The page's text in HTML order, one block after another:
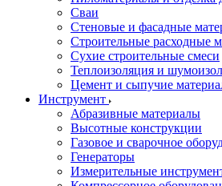
Сваи
Стеновые и фасадные
Строительные расходные
Сухие строительные смеси
Теплоизоляция и
Цемент и сыпучие
Инструмент
Абразивные материалы
Высотные конструкции
Газовое и сварочное
Генераторы
Измерительные